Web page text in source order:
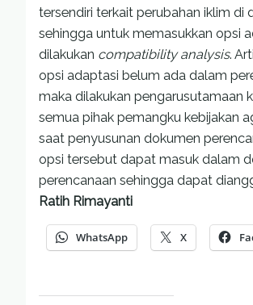
tersendiri terkait perubahan iklim di
sehingga untuk memasukkan opsi
dilakukan compatibility analysis.
opsi adaptasi belum ada dalam
maka dilakukan pengarusutamaan
semua pihak pemangku kebijakan
saat penyusunan dokumen
opsi tersebut dapat masuk dalam
perencanaan sehingga dapat
Ratih Rimayanti
WhatsApp X